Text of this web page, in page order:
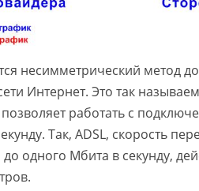
несимметрический метод
Интернет. Это так
работать с
Так, ADSL, скорость
одного Мбита в секунду,